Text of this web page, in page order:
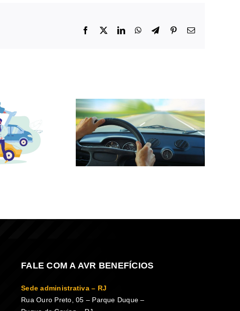
Facebook
X LinkedInWhatsApp
TelegramPinterest
E-
FALE COM A AVR BENEFÍCIOS
Sede administrativa – RJ
Rua Ouro Preto, 05 – Parque Duque –